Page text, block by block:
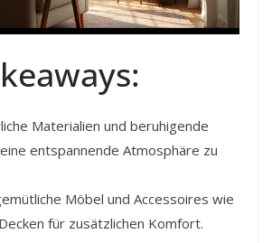
Materialien und beruhigende
entspannende Atmosphäre zu
Möbel und Accessoires wie
für zusätzlichen Komfort.